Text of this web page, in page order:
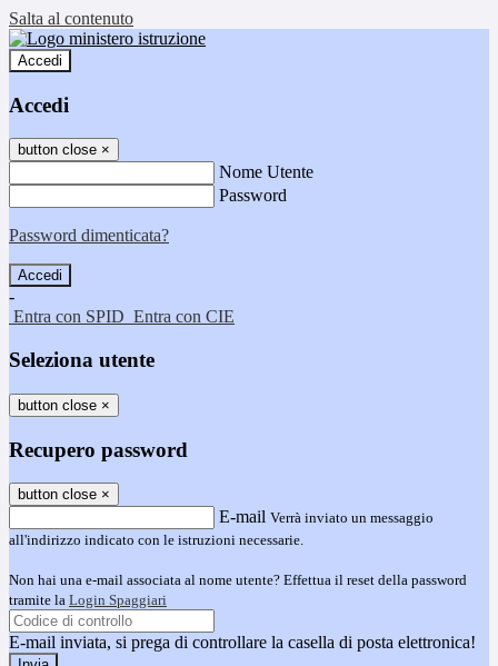
Salta al contenuto
Accedi
Accedi
button close ×
Nome Utente
Password
Password dimenticata?
-
Entra con SPID Entra con CIE
Seleziona utente
button close ×
Recupero password
button close ×
E-mail Verrà inviato un messaggio
all'indirizzo indicato con le istruzioni necessarie.
Non hai una e-mail associata al nome utente? Effettua il reset della password
tramite la Login Spaggiari
E-mail inviata, si prega di controllare la casella di posta elettronica!